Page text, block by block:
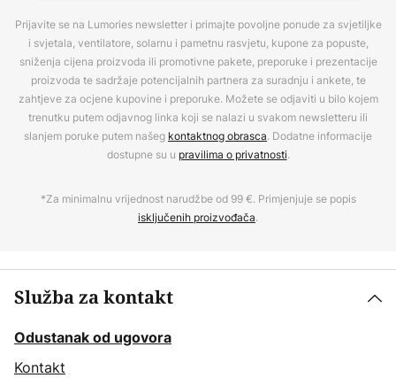
Prijavite se na Lumories newsletter i primajte povoljne ponude za svjetiljke
i svjetala, ventilatore, solarnu i pametnu rasvjetu, kupone za popuste,
sniženja cijena proizvoda ili promotivne pakete, preporuke i prezentacije
proizvoda te sadržaje potencijalnih partnera za suradnju i ankete, te
zahtjeve za ocjene kupovine i preporuke. Možete se odjaviti u bilo kojem
trenutku putem odjavnog linka koji se nalazi u svakom newsletteru ili
slanjem poruke putem našeg kontaktnog obrasca. Dodatne informacije
dostupne su u pravilima o privatnosti.
*Za minimalnu vrijednost narudžbe od 99 €. Primjenjuje se popis
isključenih proizvođača.
Služba za kontakt
Odustanak od ugovora
Kontakt